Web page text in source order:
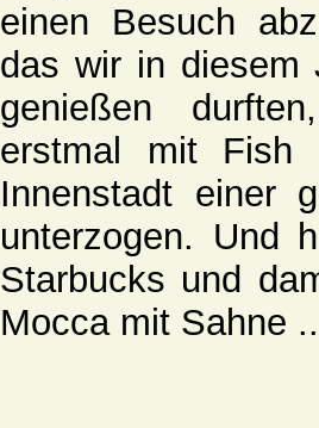
einen Besuch
das wir in diesem
genießen
erstmal mit
Innenstadt einer
unterzogen. Und
Starbucks und
Mocca mit Sahne